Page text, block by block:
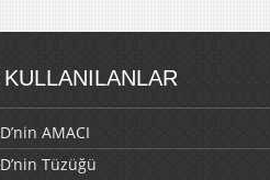
AMACI
Tüzüğü